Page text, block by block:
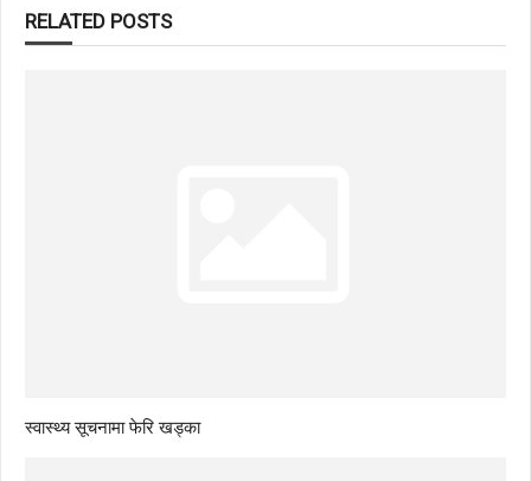
RELATED POSTS
स्वास्थ्य सूचनामा फेरि खड्का